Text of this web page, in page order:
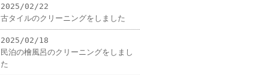
2025/02/22
古タイルのクリーニングをしました
2025/02/18
民泊の檜風呂のクリーニングをしまし
た